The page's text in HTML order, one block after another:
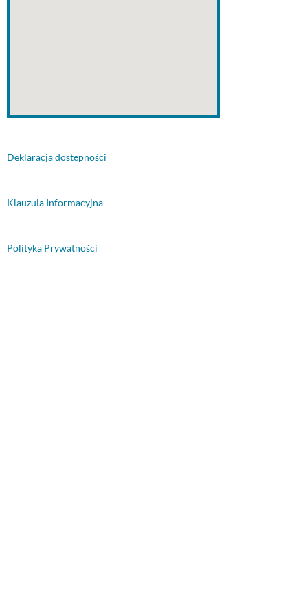
Deklaracja dostępności
Klauzula Informacyjna
Polityka Prywatności